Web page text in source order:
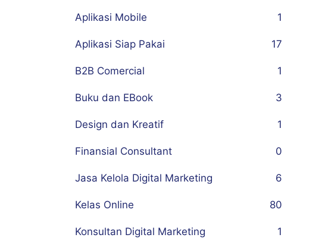
Aplikasi Mobile 1
Aplikasi Siap Pakai 17
B2B Comercial 1
Buku dan EBook 3
Design dan Kreatif 1
Finansial Consultant 0
Jasa Kelola Digital Marketing 6
Kelas Online 80
Konsultan Digital Marketing
1